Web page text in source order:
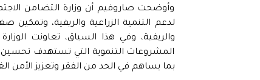
وأوضحت صاروفيم أن وزارة التضامن
لدعم التنمية الزراعية والريفية، وتمكين
والريفية، وفي هذا السياق، تعاونت
المشروعات التنموية التي تستهدف تحسين
بما يساهم في الحد من الفقر وتعزيز الأمن